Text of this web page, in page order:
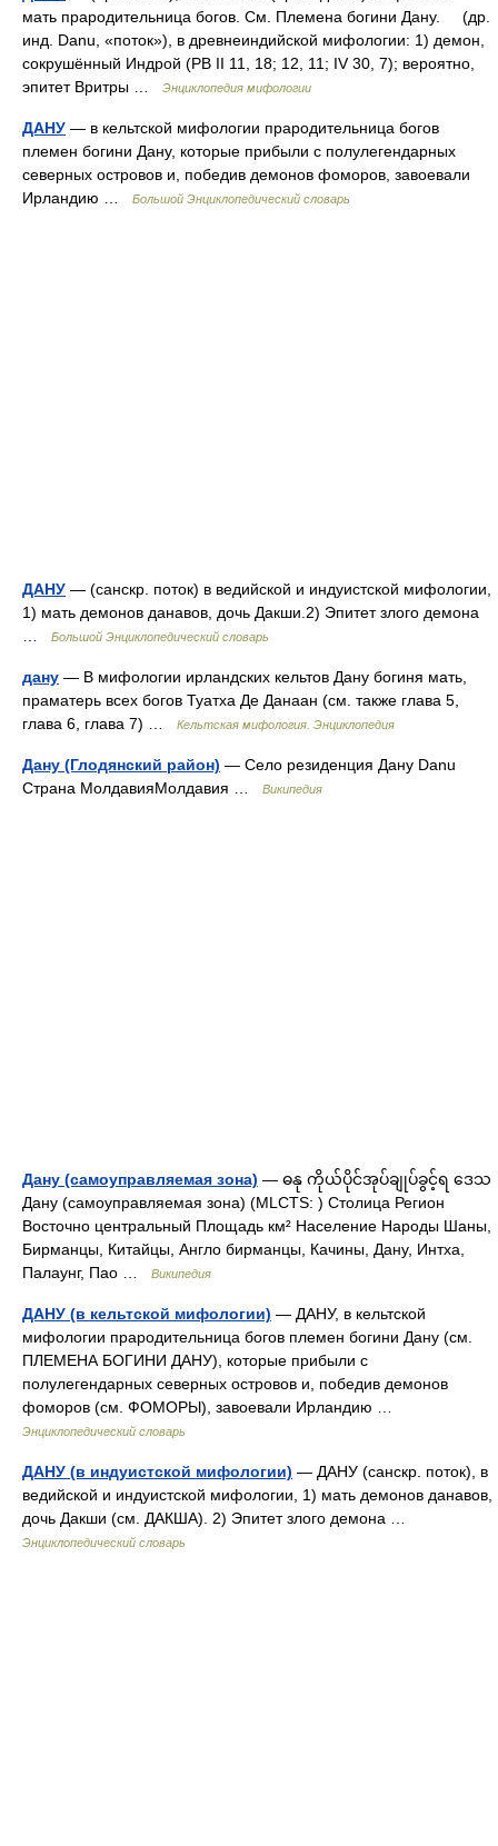
мать прародительница богов. См. Племена богини Дану. (др.
инд. Danu, «поток»), в древнеиндийской мифологии: 1) демон,
сокрушённый Индрой (РВ II 11, 18; 12, 11; IV 30, 7); вероятно,
эпитет Вритры …
Энциклопедия мифологии
ДАНУ — в кельтской мифологии прародительница богов
племен богини Дану, которые прибыли с полулегендарных
северных островов и, победив демонов фоморов, завоевали
Ирландию …
Большой Энциклопедический словарь
ДАНУ — (санскр. поток) в ведийской и индуистской мифологии,
1) мать демонов данавов, дочь Дакши.2) Эпитет злого демона
Большой Энциклопедический словарь
дану — В мифологии ирландских кельтов Дану богиня мать,
праматерь всех богов Туатха Де Данаан (см. также глава 5,
глава 6, глава 7) …
Кельтская мифология. Энциклопедия
Дану (Глодянский район) — Село резиденция Дану Danu
Страна МолдавияМолдавия …
Википедия
Дану (самоуправляемая зона) — ဓနု ကိုယ်ပိုင်အုပ်ချုပ်ခွင့်ရ ဒေသ
Дану (cамоуправляемая зона) (MLCTS: ) Столица Регион
Восточно центральный Площадь км² Население Народы Шаны,
Бирманцы, Китайцы, Англо бирманцы, Качины, Дану, Интха,
Палаунг, Пао …
Википедия
ДАНУ (в кельтской мифологии) — ДАНУ, в кельтской
мифологии прародительница богов племен богини Дану (см.
ПЛЕМЕНА БОГИНИ ДАНУ), которые прибыли с
полулегендарных северных островов и, победив демонов
фоморов (см. ФОМОРЫ), завоевали Ирландию …
Энциклопедический словарь
ДАНУ (в индуистской мифологии) — ДАНУ (санскр. поток), в
ведийской и индуистской мифологии, 1) мать демонов данавов,
дочь Дакши (см. ДАКША). 2) Эпитет злого демона …
Энциклопедический словарь